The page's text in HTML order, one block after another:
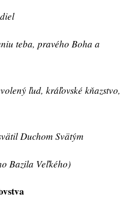
teba, pravého Boha a
ľud, kráľovské kňazstvo,
Duchom Svätým
Bazila Veľkého)